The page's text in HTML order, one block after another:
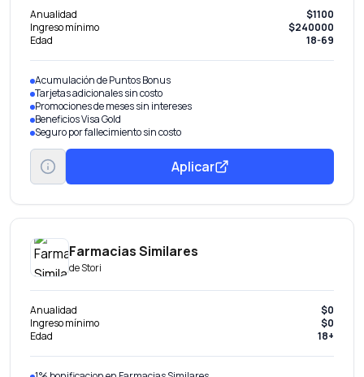
Anualidad
$1100
Ingreso mínimo
$240000
Edad
18-69
Acumulación de Puntos Bonus
Tarjetas adicionales sin costo
Promociones de meses sin intereses
Beneficios Visa Gold
Seguro por fallecimiento sin costo
Aplicar
Farmacias Similares
deStori
Anualidad
$0
Ingreso mínimo
$0
Edad
18+